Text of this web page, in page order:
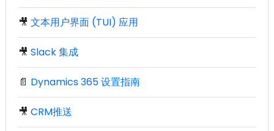
🎥 文本用户界面 (TUI) 应用
🎥 Slack 集成
📄 Dynamics 365 设置指南
🎥 CRM推送